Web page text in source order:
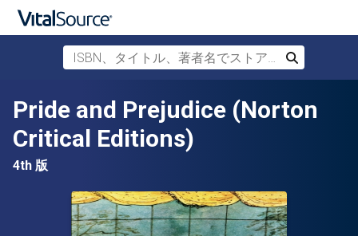
メインコンテンツへスキップ
ISBN、タイトル、著者名でストアを検索
検索
Pride and Prejudice (Norton
Critical Editions)
4th 版